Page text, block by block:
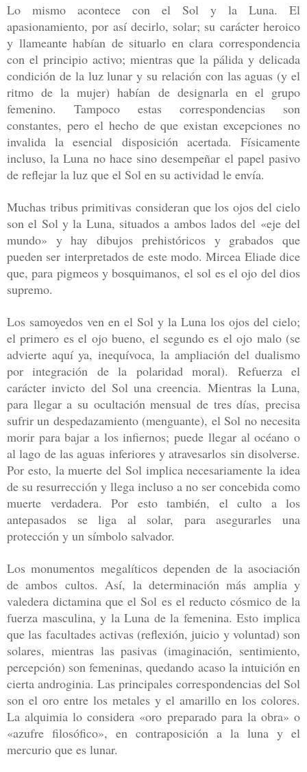
Lo mismo acontece con el Sol y la Luna. El
apasionamiento, por así decirlo, solar; su carácter heroico
y llameante habían de situarlo en clara correspondencia
con el principio activo; mientras que la pálida y delicada
condición de la luz lunar y su relación con las aguas (y el
ritmo de la mujer) habían de designarla en el grupo
femenino. Tampoco estas correspondencias son
constantes, pero el hecho de que existan excepciones no
invalida la esencial disposición acertada. Físicamente
incluso, la Luna no hace sino desempeñar el papel pasivo
de reflejar la luz que el Sol en su actividad le envía.
Muchas tribus primitivas consideran que los ojos del cielo
son el Sol y la Luna, situados a ambos lados del «eje del
mundo» y hay dibujos prehistóricos y grabados que
pueden ser interpretados de este modo. Mircea Eliade dice
que, para pigmeos y bosquimanos, el sol es el ojo del dios
supremo.
Los samoyedos ven en el Sol y la Luna los ojos del cielo;
el primero es el ojo bueno, el segundo es el ojo malo (se
advierte aquí ya, inequívoca, la ampliación del dualismo
por integración de la polaridad moral). Refuerza el
carácter invicto del Sol una creencia. Mientras la Luna,
para llegar a su ocultación mensual de tres días, precisa
sufrir un despedazamiento (menguante), el Sol no necesita
morir para bajar a los infiernos; puede llegar al océano o
al lago de las aguas inferiores y atravesarlos sin disolverse.
Por esto, la muertedel Sol implica necesariamente la idea
de su resurrección y llega incluso a no ser concebida como
muerte verdadera. Por esto también, el culto a los
antepasados se liga al solar, para asegurarles una
protección y un símbolo salvador.
Los monumentos megalíticos dependen de la asociación
de ambos cultos. Así, la determinación más amplia y
valedera dictamina que el Sol es el reducto cósmico de la
fuerza masculina, y la Luna de la femenina. Esto implica
que las facultades activas (reflexión, juicio y voluntad) son
solares, mientras las pasivas (imaginación, sentimiento,
percepción) sonfemeninas, quedando acaso la intuición en
cierta androginia. Las principales correspondencias del Sol
son el oro entre los metales y el amarillo en los colores.
La alquimia lo considera «oro preparado para la obra» o
«azufre filosófico», en contraposición a la luna y el
mercurio que es lunar.